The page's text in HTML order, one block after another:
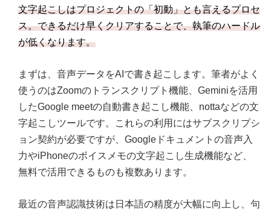
文字起こしはプロジェクトの「初動」とも言えるプロセ
ス。できるだけ早くクリアすることで、執筆のハードル
が低くなります。
まずは、音声データをAIで書き起こします。筆者がよく
使うのはZoomのトランスクリプト機能、Geminiを活用
したGoogle meetの自動書き起こし機能、nottaなどの文
字起こしツールです。これらの利用にはサブスクリプシ
ョン契約が必要ですが、Googleドキュメントの音声入
力やiPhoneのボイスメモの文字起こし生成機能など、
無料で活用できるものも複数あります。
最近の音声認識技術は日本語の精度が大幅に向上し、句